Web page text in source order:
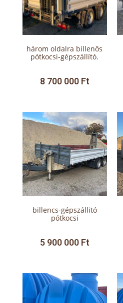
három oldalra billenős
pótkocsi-gépszállító.
8 700 000 Ft
billencs-gépszállitó
pótkocsi
5 900 000 Ft